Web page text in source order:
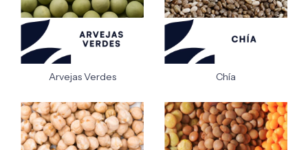
Arvejas Verdes Chía